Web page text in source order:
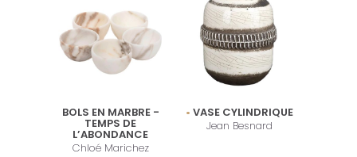
BOLS EN MARBRE -
TEMPS DE
L’ABONDANCE
Chloé Marichez
VASE CYLINDRIQUE
Jean Besnard